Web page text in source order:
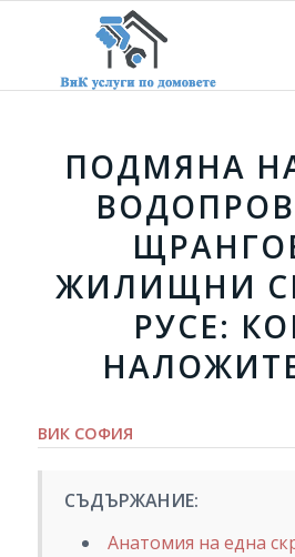
ПОДМЯНА
ЖИЛИЩНИ
РУСЕ:
ВИК СОФИЯ
СЪДЪРЖАНИЕ:
Анатомия на една